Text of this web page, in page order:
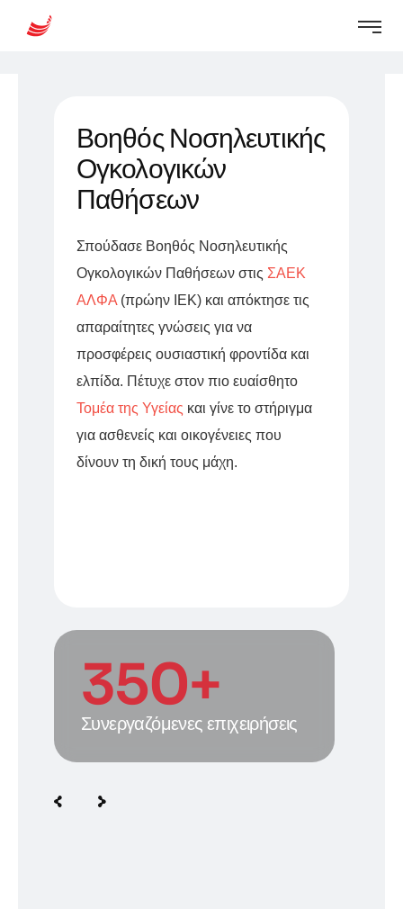
Βοηθός Νοσηλευτικής
Ογκολογικών
Παθήσεων
Σπούδασε Βοηθός Νοσηλευτικής
Ογκολογικών Παθήσεων στις ΣΑΕΚ
ΑΛΦΑ (πρώην ΙΕΚ) και απόκτησε τις
απαραίτητες γνώσεις για να
προσφέρεις ουσιαστική φροντίδα και
ελπίδα. Πέτυχε στον πιο ευαίσθητο
Τομέα της Υγείας και γίνε το στήριγμα
για ασθενείς και οικογένειες που
δίνουν τη δική τους μάχη.
350+
Συνεργαζόμενες επιχειρήσεις